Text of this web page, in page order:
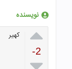
نویسنده

-2
کهیر